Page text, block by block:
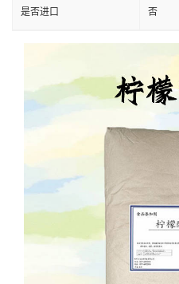
是否进口 否